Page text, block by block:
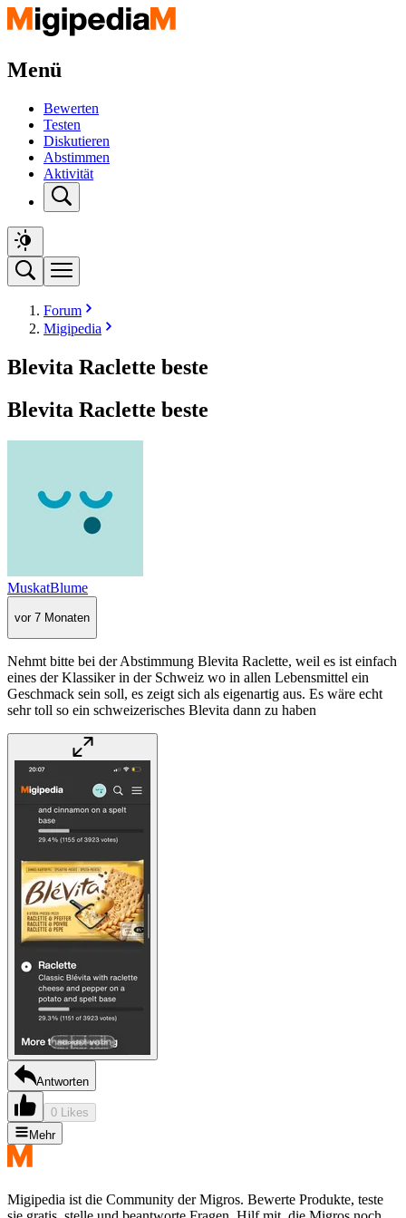
Menü
Bewerten
Testen
Diskutieren
Abstimmen
Aktivität
Forum
Migipedia
Blevita Raclette beste
Blevita Raclette beste
MuskatBlume
vor 7 Monaten
Nehmt bitte bei der Abstimmung Blevita Raclette, weil es ist einfach
eines der Klassiker in der Schweiz wo in allen Lebensmittel ein
Geschmack sein soll, es zeigt sich als eigenartig aus. Es wäre echt
sehr toll so ein schweizerisches Blevita dann zu haben
Antworten
0 Likes
Mehr
Migipedia ist die Community der Migros. Bewerte Produkte, teste